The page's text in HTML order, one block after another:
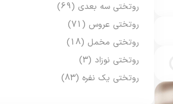
روتختی سه بعدی (69)
روتختی عروس (71)
روتختی مخمل (18)
روتختی نوزاد (3)
روتختی یک نفره (83)